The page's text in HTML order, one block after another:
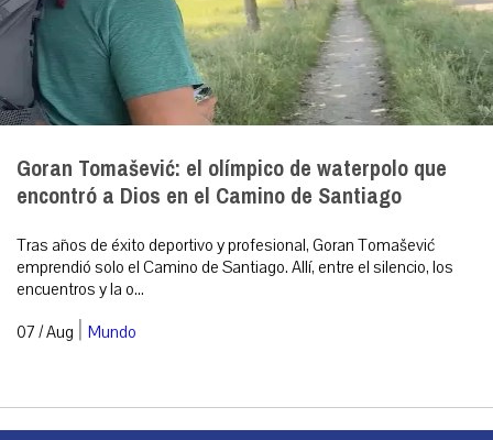
Goran Tomašević: el olímpico de waterpolo que
encontró a Dios en el Camino de Santiago
Tras años de éxito deportivo y profesional, Goran Tomašević
emprendió solo el Camino de Santiago. Allí, entre el silencio, los
encuentros y la o...
07 / Aug | Mundo